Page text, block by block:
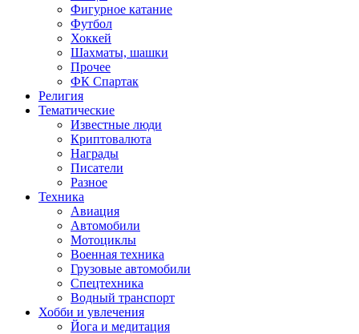
Фигурное катание
Футбол
Хоккей
Шахматы, шашки
Прочее
ФК Спартак
Религия
Тематические
Известные люди
Криптовалюта
Награды
Писатели
Разное
Техника
Авиация
Автомобили
Мотоциклы
Военная техника
Грузовые автомобили
Спецтехника
Водный транспорт
Хобби и увлечения
Йога и медитация